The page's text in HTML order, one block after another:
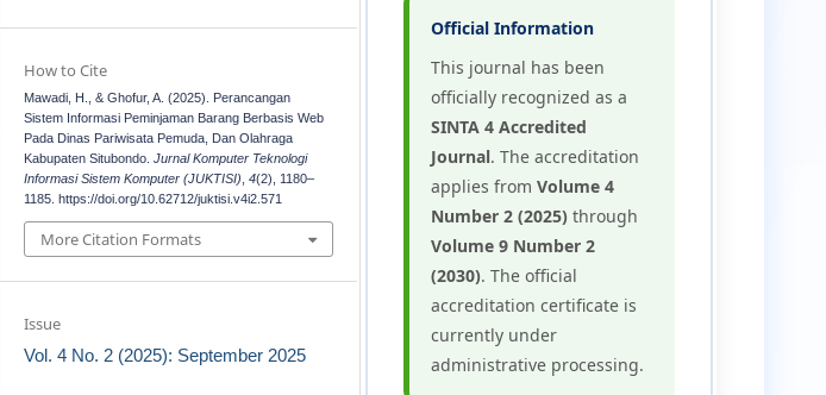
How to Cite
Mawadi, H., & Ghofur, A. (2025). Perancangan
Sistem Informasi Peminjaman Barang Berbasis Web
Pada Dinas Pariwisata Pemuda, Dan Olahraga
Kabupaten Situbondo.Jurnal Komputer Teknologi
Informasi Sistem Komputer (JUKTISI) ,4(2), 1180–
1185. https://doi.org/10.62712/juktisi.v4i2.571
More Citation Formats
Issue
Vol. 4 No. 2 (2025): September 2025
Official Information
This journal has been
officially recognized as a
SINTA 4 Accredited
Journal. The accreditation
applies from Volume 4
Number 2 (2025) through
Volume 9 Number 2
(2030). The official
accreditation certificate is
currently under
administrative processing.